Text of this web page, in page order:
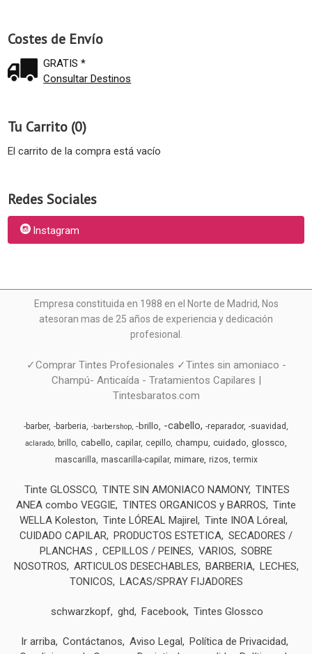
Costes de Envío
GRATIS *
Consultar Destinos
Tu Carrito (0)
El carrito de la compra está vacío
Redes Sociales
Instagram
Empresa constituida en 1988 en el Norte de Madrid, Nos
atesoran mas de 25 años de experiencia y dedicación
profesional.
✓Comprar Tintes Profesionales ✓Tintes sin amoniaco -
Champú- Anticaída - Tratamientos Capilares |
Tintesbaratos.com
-barber -barberia -barbershop -brillo -cabello -reparador -suavidad
aclarado brillo cabello capilar cepillo champu cuidado glossco
mascarilla mascarilla-capilar mimare rizos termix
Tinte GLOSSCO TINTE SIN AMONIACO NAMONY TINTES
ANEA combo VEGGIE TINTES ORGANICOS y BARROS
Tinte
WELLA Koleston
Tinte LÓREAL Majirel
Tinte INOA Lóreal
CUIDADO CAPILAR PRODUCTOS ESTETICA SECADORES /
PLANCHAS
CEPILLOS / PEINES VARIOS
SOBRE
NOSOTROS
ARTICULOS DESECHABLES BARBERIA LECHES,
TONICOS
LACAS/SPRAY FIJADORES
schwarzkopf ghd Facebook Tintes Glossco
Ir arriba Contáctanos Aviso Legal
Política de Privacidad